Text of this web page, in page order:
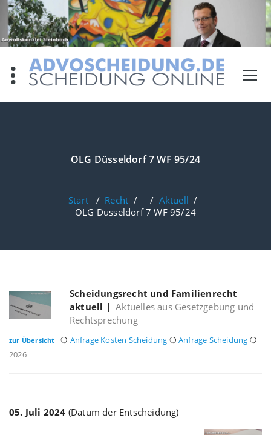
Zum
Inhalt
springen
OLG Düsseldorf 7 WF 95/24
Start / Recht / / Aktuell /
OLG Düsseldorf 7 WF 95/24
Scheidungsrecht und Familienrecht
aktuell | Aktuelles aus Gesetzgebung und
Rechtsprechung
zur Übersicht ❍ Anfrage Kosten Scheidung ❍Anfrage Scheidung ❍
2026
05. Juli 2024 (Datum der Entscheidung)